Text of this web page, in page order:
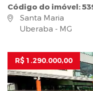
Código do imóvel:
Santa Maria
Uberaba - MG
R$ 1.290.000,00